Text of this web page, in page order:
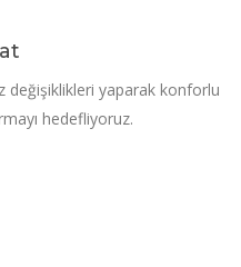
değişiklikleri yaparak konforlu
hedefliyoruz.